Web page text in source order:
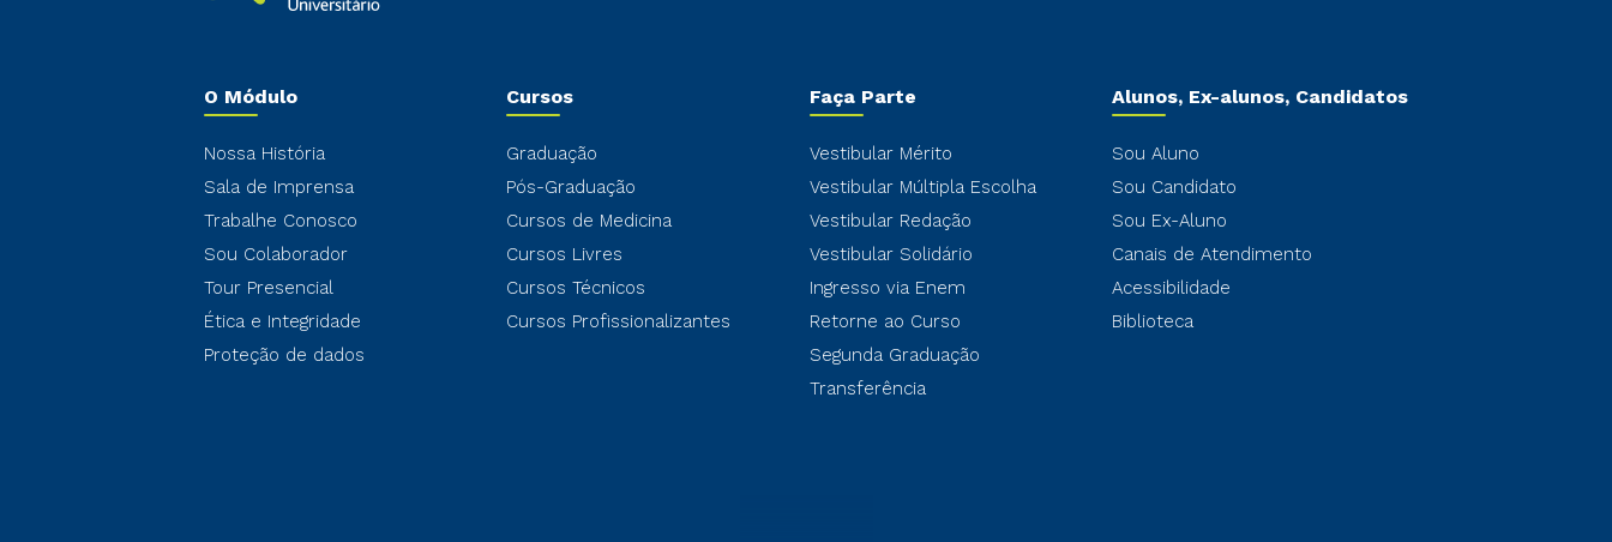
O Módulo
Nossa História
Sala de Imprensa
Trabalhe Conosco
Sou Colaborador
Tour Presencial
Ética e Integridade
Proteção de dados
Cursos
Graduação
Pós-Graduação
Cursos de Medicina
Cursos Livres
Cursos Técnicos
Cursos Profissionalizantes
Faça Parte
Vestibular Mérito
Vestibular Múltipla Escolha
Vestibular Redação
Vestibular Solidário
Ingresso via Enem
Retorne ao Curso
Segunda Graduação
Transferência
Alunos, Ex-alunos, Candidatos
Sou Aluno
Sou Candidato
Sou Ex-Aluno
Canais de Atendimento
Acessibilidade
Biblioteca